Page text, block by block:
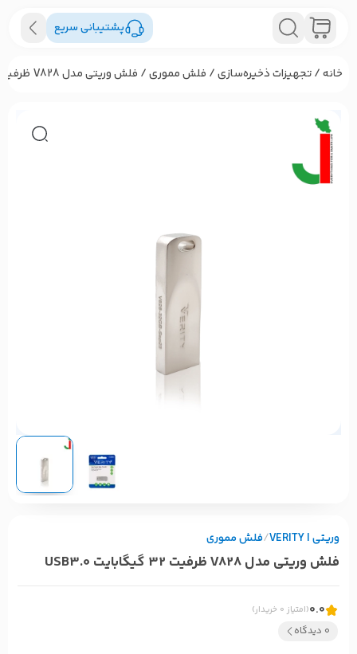
پشتیبانی سریع
خانه/تجهیزات ذخیره‌سازی/ فلش مموری/ فلش وریتی مدل V828 ظرفیت 32 گیگابایت USB3.0
وریتی | VERITY /فلش مموری
فلش وریتی مدل V828 ظرفیت 32 گیگابایت USB3.0
0.0(امتیاز 0 خریدار)
0 دیدگاه